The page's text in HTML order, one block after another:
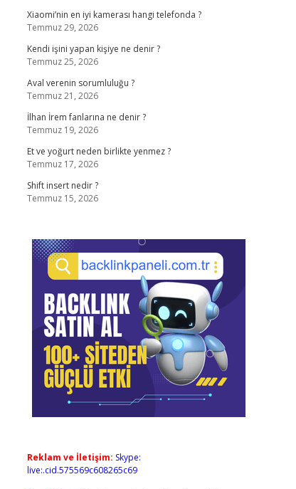
Xiaomi’nin en iyi kamerası hangi telefonda ?
Temmuz 29, 2026
Kendi işini yapan kişiye ne denir ?
Temmuz 25, 2026
Aval verenin sorumluluğu ?
Temmuz 21, 2026
İlhan İrem fanlarına ne denir ?
Temmuz 19, 2026
Et ve yoğurt neden birlikte yenmez ?
Temmuz 17, 2026
Shift insert nedir ?
Temmuz 15, 2026
Reklam ve İletişim: Skype:
live:.cid.575569c608265c69